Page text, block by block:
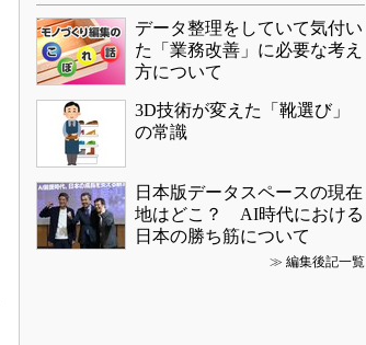
データ整理をしていて気付い
た「業務改善」に必要な考え
方について
3D技術が変えた「靴選び」
の常識
日本版データスペースの現在
地はどこ？ AI時代における
日本の勝ち筋について
≫ 編集後記一覧